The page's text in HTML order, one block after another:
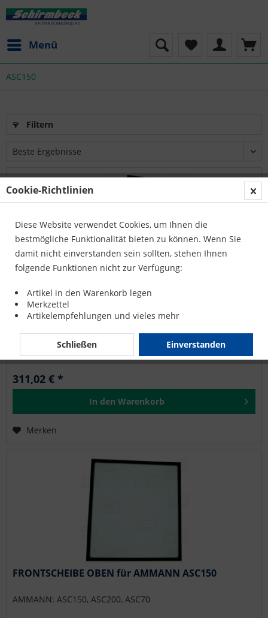
Menü
ASC150
Filtern
FRONTSCHEIBE LINKS / RECHTS für AMMANN
ASC150
AMMANN: ASC150, ASC200, ASC70
311,02 € *
In den Warenkorb
Merken
FRONTSCHEIBE OBEN für AMMANN ASC150
AMMANN: ASC150, ASC200, ASC70
Cookie-Richtlinien
Diese Website verwendet Cookies, um Ihnen die
bestmögliche Funktionalität bieten zu können. Wenn Sie
damit nicht einverstanden sein sollten, stehen Ihnen
folgende Funktionen nicht zur Verfügung:
Artikel in den Warenkorb legen
Merkzettel
Artikelempfehlungen und vieles mehr
Einverstanden
Schließen